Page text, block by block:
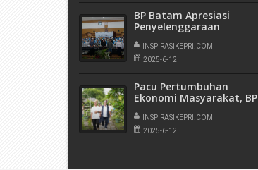
BP Batam Apresiasi
Penyelenggaraan
Workshop Pemberdayaan
UMKM
INSPIRASIKEPRI.COM
2025-6-12
Pacu Pertumbuhan
Ekonomi Masyarakat, BP
Batam Dorong
Pengembangan
Agrowisata dan Wisata
INSPIRASIKEPRI.COM
2025-6-12